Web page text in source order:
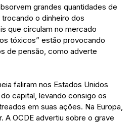
grandes quantidades de
o dinheiro dos
que circulam no mercado
tóxicos” estão provocando
de pensão, como adverte
faliram nos Estados Unidos
capital, levando consigo os
em suas ações. Na Europa,
A OCDE advertiu sobre o grave